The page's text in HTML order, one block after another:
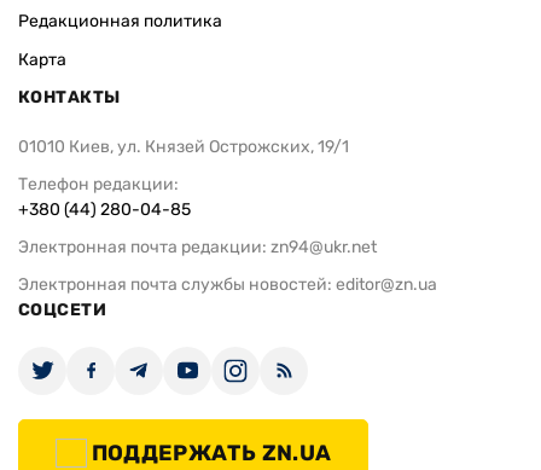
Редакционная политика
Карта
КОНТАКТЫ
01010 Киев, ул. Князей Острожских, 19/1
Телефон редакции:
+380 (44) 280-04-85
Электронная почта редакции: zn94@ukr.net
Электронная почта службы новостей: editor@zn.ua
СОЦСЕТИ
ПОДДЕРЖАТЬ ZN.UA